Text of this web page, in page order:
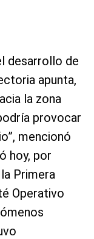
desarrollo de
apunta,
la zona
provocar
mencionó
hoy, por
Primera
Operativo